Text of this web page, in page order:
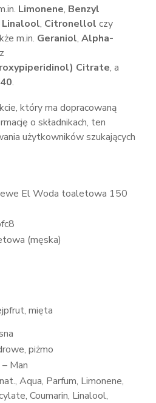
Limonene, Benzyl
Linalool, Citronellol czy
m.in. Geraniol, Alpha-
Citrate, a
.
który ma dopracowaną
o składnikach, ten
użytkowników szukających
El Woda toaletowa 150
(męska)
mięta
piżmo
Man
Aqua, Parfum, Limonene,
Coumarin, Linalool,